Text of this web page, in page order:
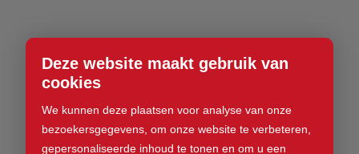
Deze website maakt gebruik van
cookies
We kunnen deze plaatsen voor analyse van onze
bezoekersgegevens, om onze website te verbeteren,
gepersonaliseerde inhoud te tonen en om u een